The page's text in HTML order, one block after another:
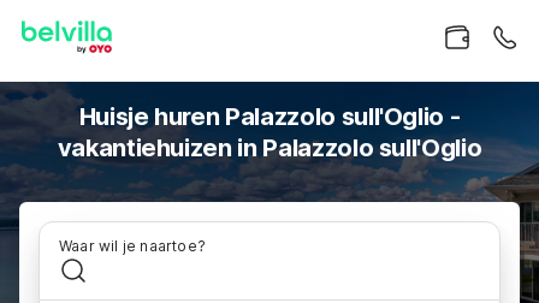
Huisje huren Palazzolo sull'Oglio -
vakantiehuizen in Palazzolo sull'Oglio
Waar wil je naartoe?